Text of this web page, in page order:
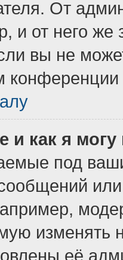
От
и от него же
вы не
и как я
под
изменять
её